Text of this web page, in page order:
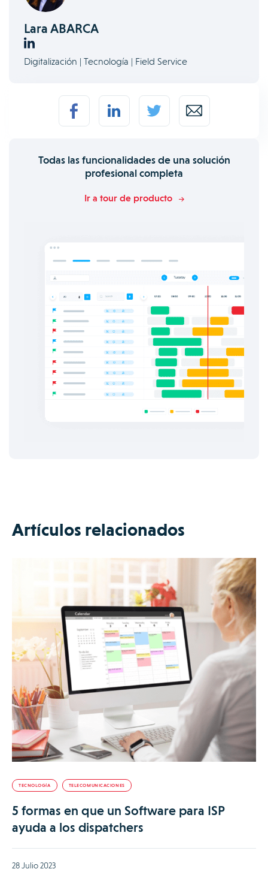
Lara ABARCA
Digitalización | Tecnología | Field Service
Todas las funcionalidades de una solución
profesional completa
Ir a tour de producto
Artículos relacionados
TECNOLOGÍA TELECOMUNICACIONES
5 formas en que un Software para ISP
ayuda a los dispatchers
28 Julio 2023